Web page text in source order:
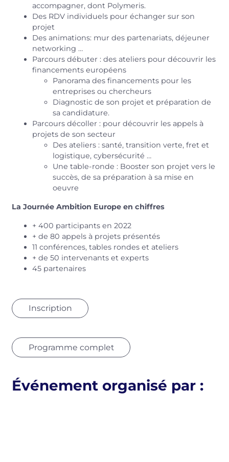
accompagner, dont Polymeris.
Des RDV individuels pour échanger sur son
projet
Des animations: mur des partenariats, déjeuner
networking …
Parcours débuter : des ateliers pour découvrir les
financements européens
Panorama des financements pour les
entreprises ou chercheurs
Diagnostic de son projet et préparation de
sa candidature.
Parcours décoller : pour découvrir les appels à
projets de son secteur
Des ateliers : santé, transition verte, fret et
logistique, cybersécurité …
Une table-ronde : Booster son projet vers le
succès, de sa préparation à sa mise en
oeuvre
La Journée Ambition Europe en chiffres
+ 400 participants en 2022
+ de 80 appels à projets présentés
11 conférences, tables rondes et ateliers
+ de 50 intervenants et experts
45 partenaires
Inscription
Programme complet
Événement organisé par :